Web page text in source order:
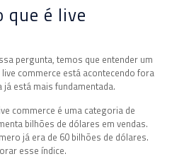
que é live
pergunta, temos que entender um
commerce está acontecendo fora
está mais fundamentada.
commerce é uma categoria de
bilhões de dólares em vendas.
já era de 60 bilhões de dólares.
esse índice.